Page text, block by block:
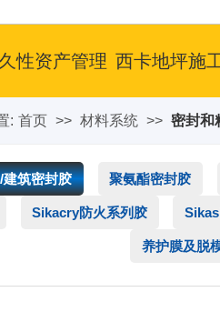
性资产管理 西卡地坪施
: 首页 >> 材料系统 >> 密封和
建筑密封胶 聚氨酯密封胶
Sikacry防火系列胶
养护膜及脱